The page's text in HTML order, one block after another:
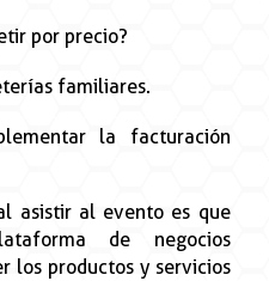
por precio?
familiares.
la facturación
asistir al evento es que
de negocios
los productos y servicios